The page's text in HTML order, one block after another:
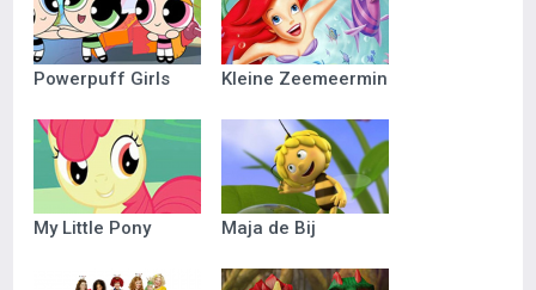
Powerpuff Girls Kleine Zeemeermin
My Little Pony Maja de Bij